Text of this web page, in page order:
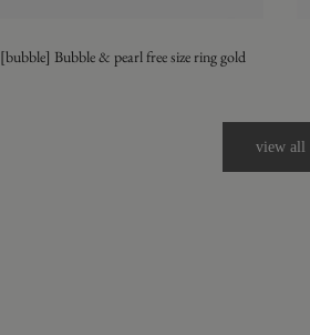
[bubble] Bubble & pearl free size ring gold
view all